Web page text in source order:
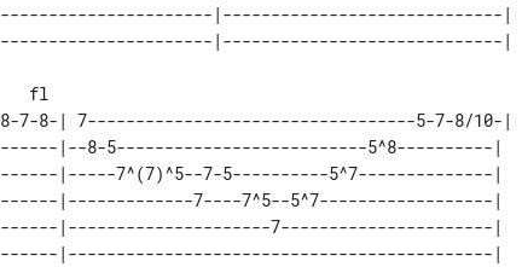
|-----------------------------|
8-7-8-| 7----------------------------------5-7-8/10-|
|--8-5--------------------------5^8----------|
|-----7^(7)^5--7-5----------5^7--------------|
|-------------7----7^5--5^7------------------|
|---------------------7----------------------|